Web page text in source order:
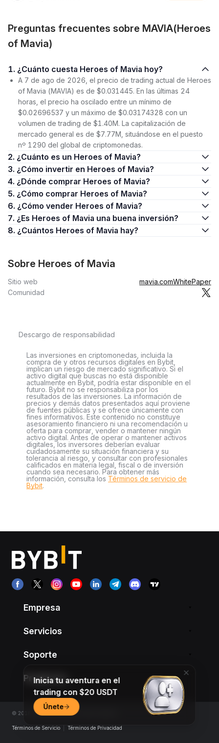
Preguntas frecuentes sobre MAVIA(Heroes
of Mavia)
1. ¿Cuánto cuesta Heroes of Mavia hoy?
A 7 de ago de 2026, el precio de trading actual de Heroes
of Mavia (MAVIA) es de $0.031445. En las últimas 24
horas, el precio ha oscilado entre un mínimo de
$0.02696537 y un máximo de $0.03174328 con un
volumen de trading de $1.40M. La capitalización de
mercado general es de $7.77M, situándose en el puesto
nº 1290 del global de criptomonedas.
2. ¿Cuánto es un Heroes of Mavia?
3. ¿Cómo invertir en Heroes of Mavia?
4. ¿Dónde comprar Heroes of Mavia?
5. ¿Cómo comprar Heroes of Mavia?
6. ¿Cómo vender Heroes of Mavia?
7. ¿Es Heroes of Mavia una buena inversión?
8. ¿Cuántos Heroes of Mavia hay?
Sobre Heroes of Mavia
Sitio web mavia.comWhitePaper
Comunidad
Descargo de responsabilidad
Las inversiones en criptomonedas, incluida la
compra de y otros recursos digitales en Bybit,
implican un riesgo de mercado significativo. Si el
activo digital que buscas no está disponible
actualmente en Bybit, podría estar disponible en el
futuro. Bybit no se responsabiliza por los
resultados de las inversiones. La información de
precios y demás datos presentados aquí proviene
de fuentes públicas y se ofrece únicamente con
fines informativos. Este contenido no constituye
asesoramiento financiero ni una recomendación u
oferta para comprar, vender o mantener ningún
activo digital. Antes de operar o mantener activos
digitales, los inversores deberían evaluar
cuidadosamente su situación financiera y su
tolerancia al riesgo, y consultar con profesionales
calificados en materia legal, fiscal o de inversión
cuando sea necesario. Para obtener más
información, consulta los Términos de servicio de
Bybit.
Empresa
Servicios
Soporte
Productos
© 2018-2026 Bybit.com. All rights reserved.
Términos de Servicio Términos de Privacidad
Inicia tu aventura en el
trading con $20 USDT
Únete